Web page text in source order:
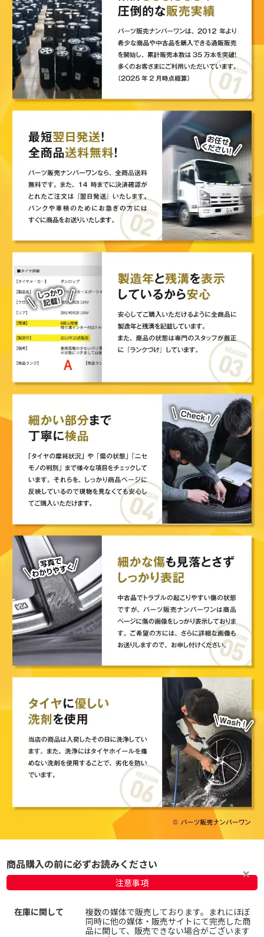
商品購入の前に必ずお読みください
注意事項
在庫に関して
複数の媒体で販売しております。まれにほぼ
同時に他の媒体・販売サイトにて完売した商
品に関して、販売できない場合がございます